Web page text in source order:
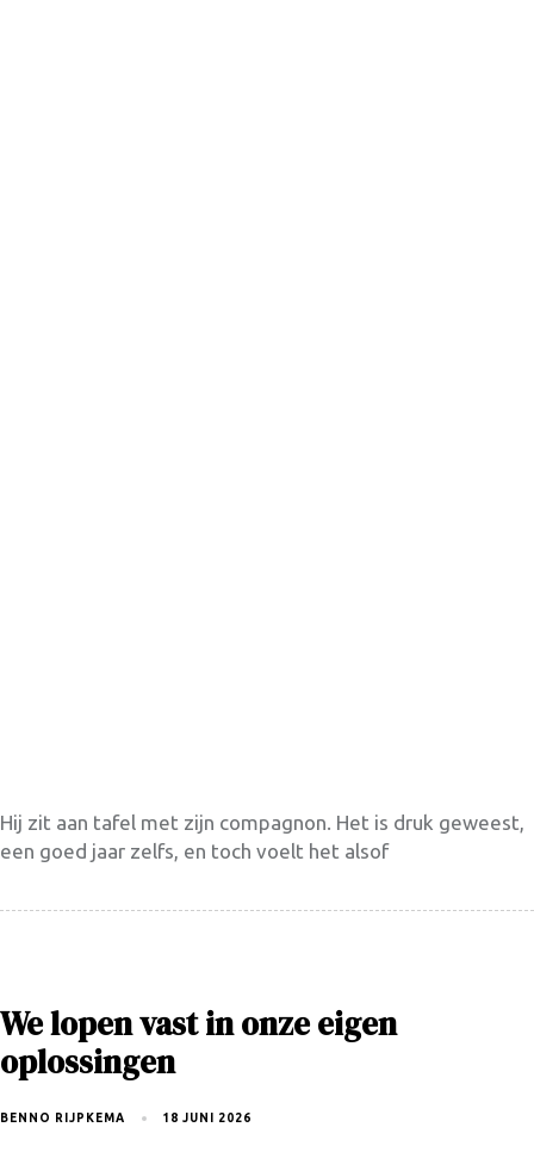
Hij zit aan tafel met zijn compagnon. Het is druk geweest,
een goed jaar zelfs, en toch voelt het alsof
We lopen vast in onze eigen
oplossingen
BENNO RIJPKEMA 18 JUNI 2026